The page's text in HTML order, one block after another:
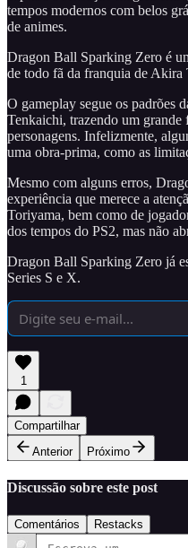
tempos modernos com belos
de animes.
Dragon Ball Sparking Zero é
de todo fã da franquia de Akira
O gameplay segue os padrões
Tenkaichi, trazendo um
personagens. Infelizmente,
uma obra-prima, como as
Mesmo com alguns erros,
experiência que merece a
Toriyama, bem como de
dos tempos do PS2, mas não
Dragon Ball Sparking Zero já
Series S e X.
1
Compartilhar
Anterior
Próximo
Discussão sobre este post
Comentários Restacks